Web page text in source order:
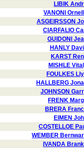
LIBIK
VANONI
ASGEIRSSON
CIARFALIO
GUIDONI
HANLY
KARST
MISHLE
FOULKES
HALLBERG
JOHNSON
FRENK
BRERA
EIMEN
COSTELLOE
WEMBER
IVANDA